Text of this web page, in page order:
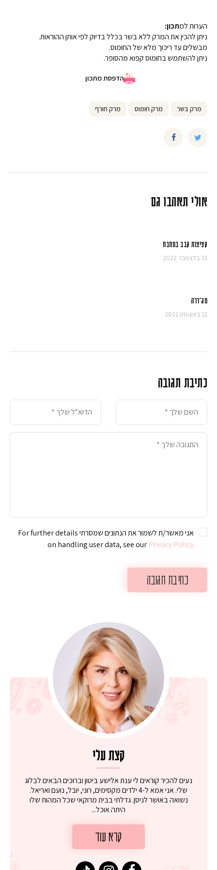
הערות למתכון:
ניתן להכין את המרק ללא בשר בכלל בדיוק לפי אותן ההוראות.
מבשלים עד ריכוך מלא של החומוס.
ניתן להשתמש בחומוס קפוא מהסופר.
הדפסת מתכון
מרק בשר מרק חומוס מרק חורף
אולי תאהבו גם
קציצות קבב במחבת
31 בדצמבר 2022
מג'דרה
11 באוגוסט 2021
כתיבת תגובה
אני מאשר/ת לשמור את הנתונים שמסרתי For further details
on handling user data, see our Privacy Policy
קצת עלי
נעים להכיר קוראים לי ענת אלישע ביטון וברוכים הבאים לבלוג
שלי. אני אמא ל-4 ילדים מקסימים, רוני, יובל, נועם ואריאל.
נשואה באושר לניסן. גדלתי בבית מרוקאי שכל המהות שלו
היתה אוכל...
קרא עוד